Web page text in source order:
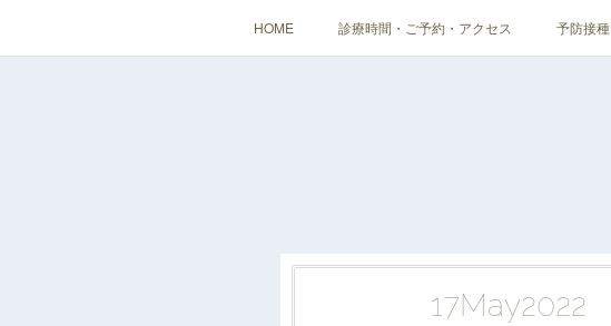
HOME 診療時間・ご予約・アクセス 予防接種
17May2022